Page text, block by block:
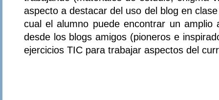
aspecto a destacar del uso del blog en
cual el alumno puede encontrar un amplio
desde los blogs amigos (pioneros e
ejercicios TIC para trabajar aspectos del